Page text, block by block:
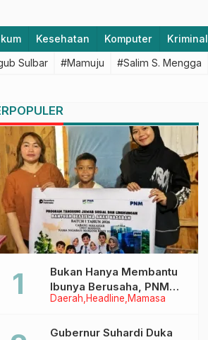
Kesehatan Komputer Kriminal
Sulbar #Mamuju #Salim S. Mengga
Daerah Headline Mamasa
Bukan Hanya Membantu
Ibunya Berusaha, PNM
Juga Menjaga Mimpi
Menggapai Cita-Cita
Gubernur Suhardi Duka